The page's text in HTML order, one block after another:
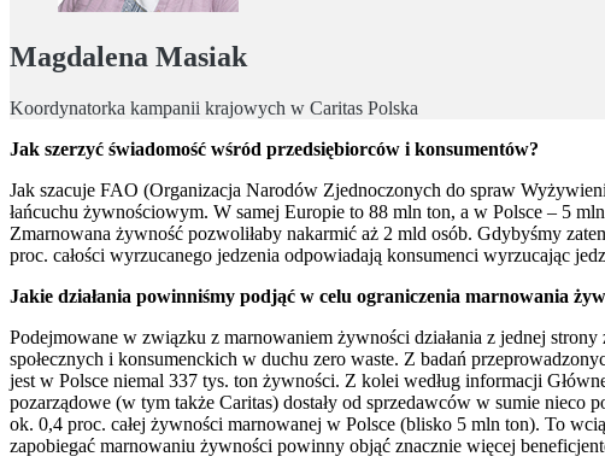
Magdalena Masiak
Koordynatorka kampanii krajowych w Caritas Polska
Jak szerzyć świadomość wśród przedsiębiorców i konsumentów?
Jak szacuje FAO (Organizacja Narodów Zjednoczonych do spraw
łańcuchu żywnościowym. W samej Europie to 88 mln ton, a w Polsce – 5
Zmarnowana żywność pozwoliłaby nakarmić aż 2 mld osób. Gdybyśmy
proc. całości wyrzucanego jedzenia odpowiadają konsumenci wyrzucając
Jakie działania powinniśmy podjąć w celu ograniczenia marnowania
Podejmowane w związku z marnowaniem żywności działania z jednej
społecznych i konsumenckich w duchu zero waste. Z badań
jest w Polsce niemal 337 tys. ton żywności. Z kolei według informacji
pozarządowe (w tym także Caritas) dostały od sprzedawców w sumie
ok. 0,4 proc. całej żywności marnowanej w Polsce (blisko 5 mln ton). To
zapobiegać marnowaniu żywności powinny objąć znacznie więcej